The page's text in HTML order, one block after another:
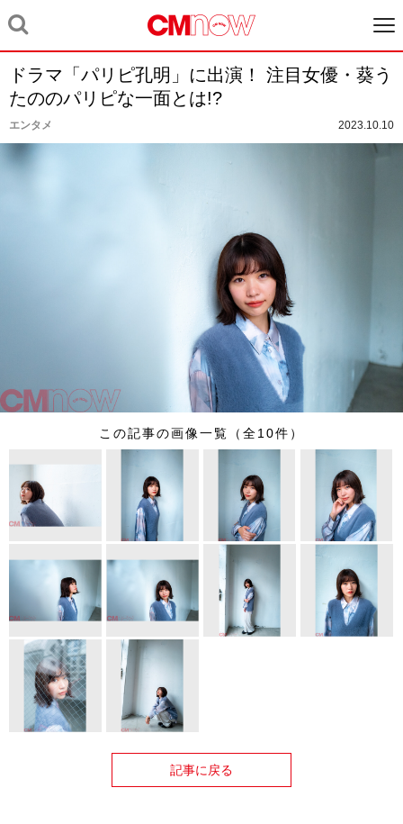
ドラマ「パリピ孔明」に出演！ 注目女優・葵う
たののパリピな一面とは!?
エンタメ 2023.10.10
この記事の画像一覧（全10件）
記事に戻る